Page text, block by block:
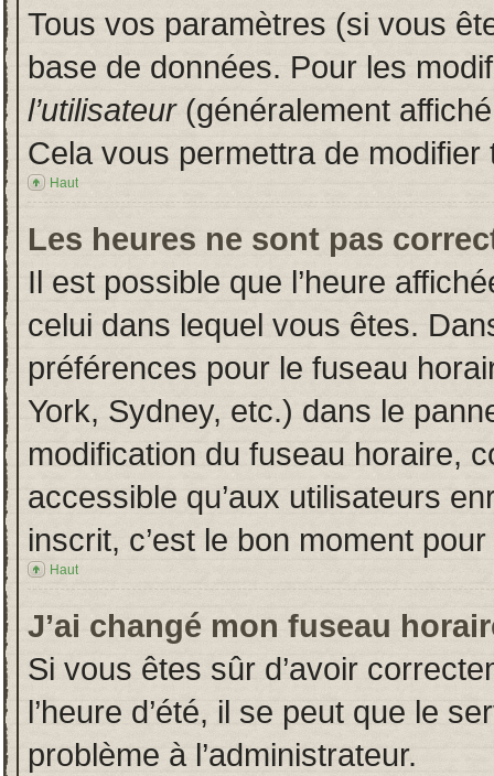
Tous vos paramètres (si vous
base de données. Pour les
l’utilisateur(généralement
Cela vous permettra de
Haut
Les heures ne sont pas
Il est possible que l’heure
celui dans lequel vous êtes.
préférences pour le fuseau
York, Sydney, etc.) dans le
modification du fuseau horaire,
accessible qu’aux utilisateurs
inscrit, c’est le bon moment
Haut
J’ai changé mon fuseau
Si vous êtes sûr d’avoir
l’heure d’été, il se peut que le
problème à l’administrateur.